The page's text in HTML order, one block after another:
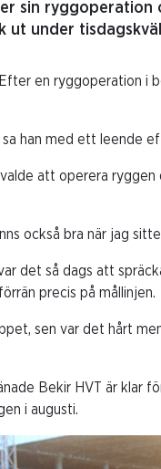
sin ryggoperation
ut under
en ryggoperation i
han med ett leende
att operera
också bra när jag
det så dags att
precis på mållinjen.
sen var det hårt
Bekir HVT är klar
i augusti.